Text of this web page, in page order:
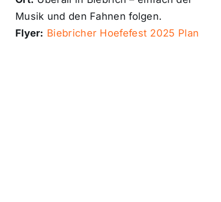
Musik und den Fahnen folgen.
Flyer: Biebricher Hoefefest 2025 Plan